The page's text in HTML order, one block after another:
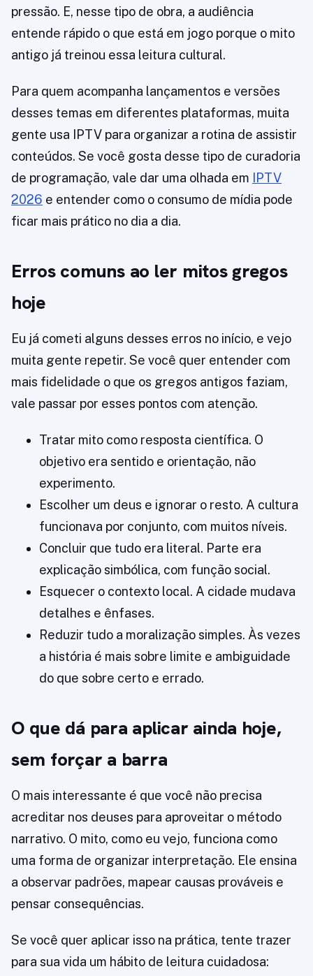
pressão. E, nesse tipo de obra, a audiência
entende rápido o que está em jogo porque o mito
antigo já treinou essa leitura cultural.
Para quem acompanha lançamentos e versões
desses temas em diferentes plataformas, muita
gente usa IPTV para organizar a rotina de assistir
conteúdos. Se você gosta desse tipo de curadoria
de programação, vale dar uma olhada em
IPTV
2026 e entender como o consumo de mídia pode
ficar mais prático no dia a dia.
Erros comuns ao ler mitos gregos
hoje
Eu já cometi alguns desses erros no início, e vejo
muita gente repetir. Se você quer entender com
mais fidelidade o que os gregos antigos faziam,
vale passar por esses pontos com atenção.
Tratar mito como resposta científica. O
objetivo era sentido e orientação, não
experimento.
Escolher um deus e ignorar o resto. A cultura
funcionava por conjunto, com muitos níveis.
Concluir que tudo era literal. Parte era
explicação simbólica, com função social.
Esquecer o contexto local. A cidade mudava
detalhes e ênfases.
Reduzir tudo a moralização simples. Às vezes
a história é mais sobre limite e ambiguidade
do que sobre certo e errado.
O que dá para aplicar ainda hoje,
sem forçar a barra
O mais interessante é que você não precisa
acreditar nos deuses para aproveitar o método
narrativo. O mito, como eu vejo, funciona como
uma forma de organizar interpretação. Ele ensina
a observar padrões, mapear causas prováveis e
pensar consequências.
Se você quer aplicar isso na prática, tente trazer
para sua vida um hábito de leitura cuidadosa: